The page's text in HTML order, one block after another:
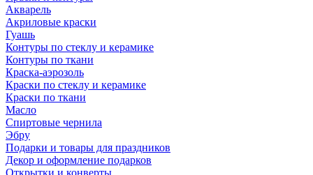
Акварель
Акриловые краски
Гуашь
Контуры по стеклу и керамике
Контуры по ткани
Краска-аэрозоль
Краски по стеклу и керамике
Краски по ткани
Масло
Спиртовые чернила
Эбру
Подарки и товары для праздников
Декор и оформление подарков
Открытки и конверты